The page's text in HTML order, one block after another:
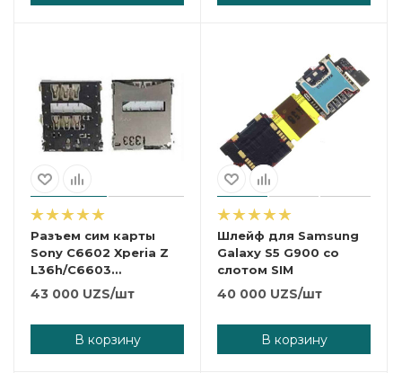
Разъем сим карты
Sony C6602 Xperia Z
L36h/C6603
L36i/C6606 L36a
43 000 UZS/шт
В корзину
Шлейф для Samsung
Galaxy S5 G900 со
слотом SIM
40 000 UZS/шт
В корзину